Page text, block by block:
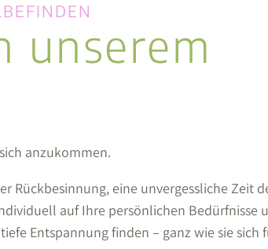
unserem
anzukommen.
eine unvergessliche Zeit
auf Ihre persönlichen Bedürfnisse
Entspannung finden – ganz wie sie sich